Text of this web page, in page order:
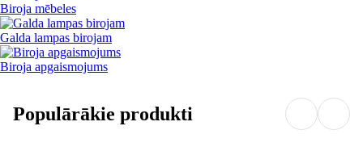
Biroja mēbeles
Galda lampas birojam
Biroja apgaismojums
Populārākie produkti